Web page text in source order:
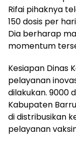
Rifai pihaknya
150 dosis per
Dia berharap
momentum
Kesiapan Dinas
pelayanan
dilakukan. 9000
Kabupaten
di distribusikan
pelayanan